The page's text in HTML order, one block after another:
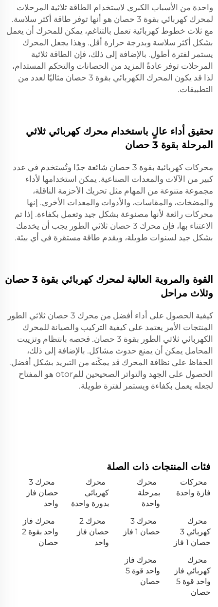
واحدة من الأسباب الكبرى لاستخدام الطاقة ثلاثية المرحلات
لمحرك كهربائي بقوة 3 حصان هو أنها توفر طاقة أكثر سلاسة.
مع ثلاث خطوط كهربائية تعمل بالتناغم، يمكن للمحرك أن يعمل
بشكل أكثر سلاسة وبدرجة حرارة أقل. وهذا يجعل المحرك
يستمر لفترة أطول. بالإضافة إلى ذلك، فإن الطاقة ثلاثية
المرحلات توفر عادةً المزيد من الحصانات والتحكم المستدام،
لذا قد يكون المحرك الكهربائي بقوة 3 حصان مثاليًا لعدد من
التطبيقات.
تحقيق أداء عالٍ باستخدام محرك كهربائي ثلاثي
المرحلة بقوة 3 حصان
محركات كهربائية بقوة 3 حصان شائعة جدًا وتُستخدم في عدد
كبير من الآلات والمعدات الصناعية. يمكن استخدامها لأداء
مجموعة متنوعة من المهام مثل تحريك الأحزمة الناقلة،
والمضخات، والمقاسات، والأدوات والمعدات الأخرى. إنها
محركات رائعة لأنها مصنوعة بشكل جيد وتعمل بكفاءة. إذا تم
الاعتناء بها، فإن محرك 3 حصان ثلاثي الطور يجب أن يخدمك
بشكل جيد لسنوات طويلة، ويقدم طاقة مستقرة في أي بيئة.
القوة والمروية العالية لمحرك كهربائي بقوة 3 حصان
وثلاث مراحل
كيفية الحصول على أداء أفضل من محرك 3 حصان ثلاثي الطور
المنتجات الأمر يعتمد على كيفية التركيب والصيانة للمحرك
الكهربائي ثلاثي الطور بقوة 3 حصان. فحصه بانتظام وتزييت
المحامل يمكن أن يمنع حدوث مشاكل. بالإضافة إلى ذلك،
الحفاظ على نظافة المحرك قد يمكّنه من التبريد بشكل أفضل.
الحصول على الجهد والتواتر الصحيحين للمotor هو المفتاح
لجعله يعمل بكفاءة ويستمر لفترة طويلة.
فئات المنتجات ذات الصلة
محركات
فازة واحدة
محرك
بمرحلة
واحدة
محرك
كهربائي
بدورة واحدة
محرك 3
حصان فاز
واحد
محرك
كهربائي 3
حصان 1 فاز
محرك 3
حصان 1 فاز
محرك 2
حصان فاز
واحد
محرك فاز
واحد بقوة 2
حصان
محرك
كهربائي فاز
واحد قوة 5
حصان
محرك فاز
واحد قوة 5
حصان